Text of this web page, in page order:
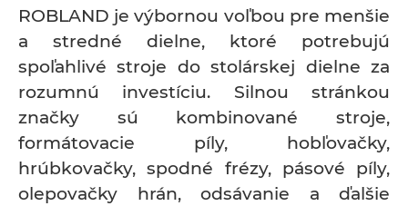
ROBLAND je výbornou voľbou pre menšie
a stredné dielne, ktoré potrebujú
spoľahlivé stroje do stolárskej dielne za
rozumnú investíciu. Silnou stránkou
značky sú kombinované stroje,
formátovacie píly, hobľovačky,
hrúbkovačky, spodné frézy, pásové píly,
olepovačky hrán, odsávanie a ďalšie